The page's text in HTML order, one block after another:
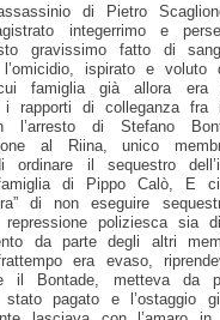
di Pietro
integerrimo e
gravissimo fatto di
ispirato e voluto
famiglia già allora
i rapporti di colleganza
di Stefano
al Riina, unico
il sequestro
di Pippo Calò, E
di non eseguire
poliziesca sia
da parte degli altri
era evaso,
il Bontade, metteva da
pagato e l’ostaggio